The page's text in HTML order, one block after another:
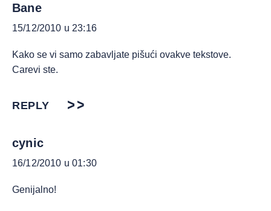
Bane
15/12/2010 u 23:16
Kako se vi samo zabavljate pišući ovakve tekstove.
Carevi ste.
REPLY
cynic
16/12/2010 u 01:30
Genijalno!